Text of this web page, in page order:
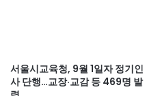
서울시교육청, 9월 1일자 정기인
사 단행…교장·교감 등 469명 발